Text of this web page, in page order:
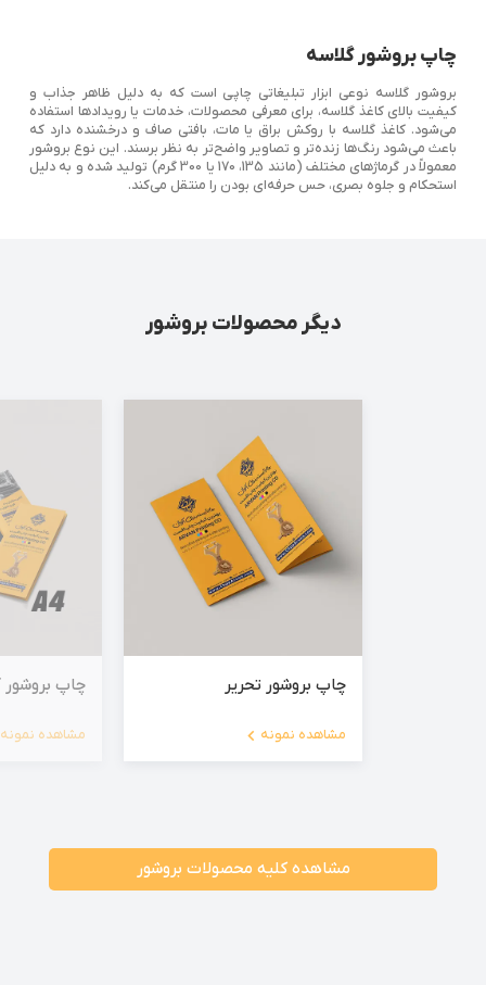
چاپ بروشور گلاسه
بروشور گلاسه نوعی ابزار تبلیغاتی چاپی است که به دلیل ظاهر جذاب و
کیفیت بالای کاغذ گلاسه، برای معرفی محصولات، خدمات یا رویدادها استفاده
می‌شود. کاغذ گلاسه با روکش براق یا مات، بافتی صاف و درخشنده دارد که
باعث می‌شود رنگ‌ها زنده‌تر و تصاویر واضح‌تر به نظر برسند. این نوع بروشور
معمولاً در گرماژهای مختلف (مانند 135، 170 یا 300 گرم) تولید شده و به دلیل
استحکام و جلوه بصری، حس حرفه‌ای بودن را منتقل می‌کند.
دیگر محصولات بروشور
چاپ بروشور تحریر
مشاهده نمونه
چاپ بروشور
مشاهده نمونه
مشاهده کلیه محصولات بروشور